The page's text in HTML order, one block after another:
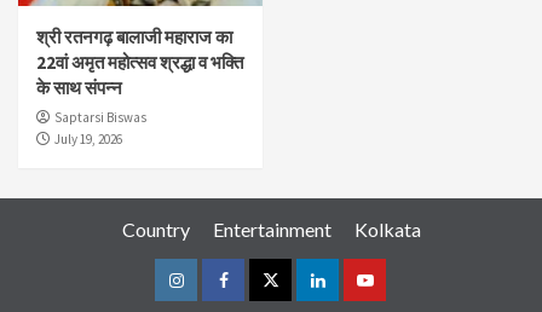
श्री रतनगढ़ बालाजी महाराज का
22वां अमृत महोत्सव श्रद्धा व भक्ति
के साथ संपन्न
Saptarsi Biswas
July 19, 2026
Country Entertainment Kolkata
InstagramFacebookTwitterLinkedinYoutube